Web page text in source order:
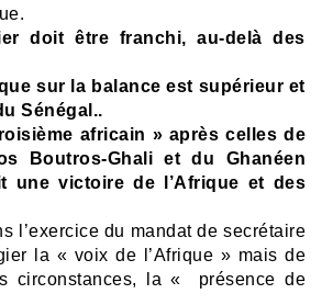
doit être franchi, au-delà des
sur la balance est supérieur et
Sénégal..
africain » après celles de
Boutros-Ghali et du Ghanéen
une victoire de l’Afrique et des
l’exercice du mandat de secrétaire
la « voix de l’Afrique » mais de
circonstances, la « présence de